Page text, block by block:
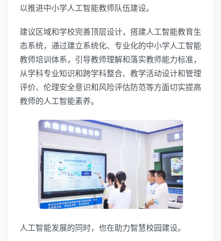
以推进中小学人工智能教师队伍建设。
建议区域和学校完善顶层设计，搭建人工智能教育生
态系统，通过建立系统化、专业化的中小学人工智能
教师培训体系，引导教师理解和落实教师能力标准，
从学科专业知识和跨学科整合、教学活动设计和管理
评价、伦理安全意识和风险评估防范等方面切实提高
教师的人工智能素养。
人工智能发展的同时，也在助力智慧校园建设。